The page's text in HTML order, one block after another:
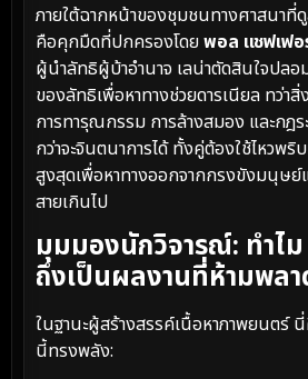
ภายใต้ฉากหน้าของชุมชนทางศาสนา
คือคุกมืดที่ปกครองโดยพอล แชฟเฟ
ผู้นำลัทธิผู้บ้าอำนาจ เลน่าตัดสินใจปลอ
ของลัทธิเพื่อหาทางช่วยดารเนียล ทว่า
การทารุณกรรม การล้างสมอง และกฎร
กว่าจะจินตนาการได้ ทั้งคู่ต้องใช้ไหวพริ
สูงสุดเพื่อหาทางออกจากกรงขังมนุษ
สายเกินไป
มุมมองนักวิจารณ์: ทำไ
ถึงเป็นผลงานที่ห้ามพลา
ในฐานะผู้สร้างสรรค์เนื้อหาภาพยนตร์
นี้ทรงพลัง: